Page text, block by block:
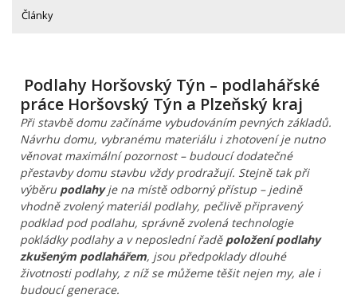
Články
Podlahy Horšovský Týn – podlahářské
práce Horšovský Týn a Plzeňský kraj
Při stavbě domu začínáme vybudováním pevných základů.
Návrhu domu, vybranému materiálu i zhotovení je nutno
věnovat maximální pozornost – budoucí dodatečné
přestavby domu stavbu vždy prodražují. Stejně tak při
výběru podlahyje na místě odborný přístup – jedině
vhodně zvolený materiál podlahy, pečlivě připravený
podklad pod podlahu, správně zvolená technologie
pokládky podlahy a v neposlední řadě položení podlahy
zkušeným podlahářem, jsou předpoklady dlouhé
životnosti podlahy, z níž se můžeme těšit nejen my, ale i
budoucí generace.